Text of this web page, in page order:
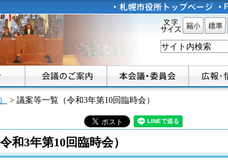
文字サイズ
縮小 標準
> 議案等一覧（令和3年第10回臨時会）
和3年第10回臨時会）